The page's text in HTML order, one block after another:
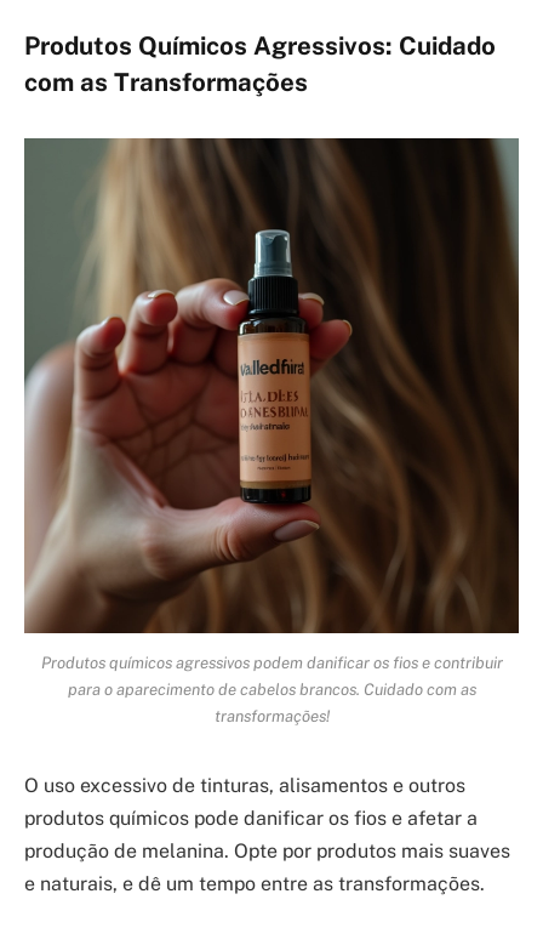
Produtos Químicos Agressivos: Cuidado
com as Transformações
Produtos químicos agressivos podem danificar os fios e contribuir
para o aparecimento de cabelos brancos. Cuidado com as
transformações!
O uso excessivo de tinturas, alisamentos e outros
produtos químicos pode danificar os fios e afetar a
produção de melanina. Opte por produtos mais suaves
e naturais, e dê um tempo entre as transformações.